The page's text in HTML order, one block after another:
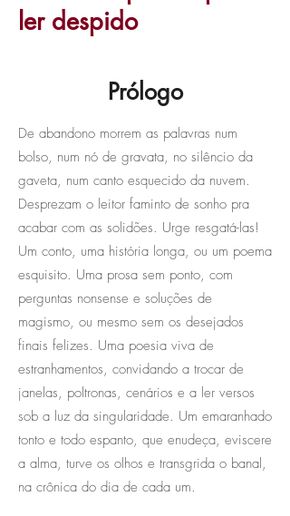
ler despido
Prólogo
De abandono morrem as palavras num
bolso, num nó de gravata, no silêncio da
gaveta, num canto esquecido da nuvem.
Desprezam o leitor faminto de sonho pra
acabar com as solidões. Urge resgatá-las!
Um conto, uma história longa, ou um poema
esquisito. Uma prosa sem ponto, com
perguntas nonsense e soluções de
magismo, ou mesmo sem os desejados
finais felizes. Uma poesia viva de
estranhamentos, convidando a trocar de
janelas, poltronas, cenários e a ler versos
sob a luz da singularidade. Um emaranhado
tonto e todo espanto, que enudeça, eviscere
a alma, turve os olhos e transgrida o banal,
na crônica do dia de cada um.